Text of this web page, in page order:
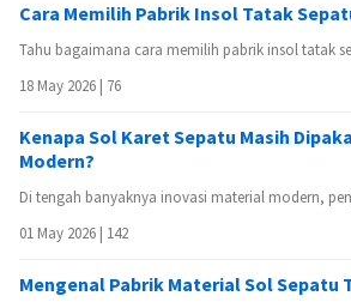
Cara Memilih Pabrik Insol Tatak
Tahu bagaimana cara memilih pabrik insol tatak
18 May 2026 | 76
Kenapa Sol Karet Sepatu Masih
Modern?
Di tengah banyaknya inovasi material modern,
01 May 2026 | 142
Mengenal Pabrik Material Sol Sepatu